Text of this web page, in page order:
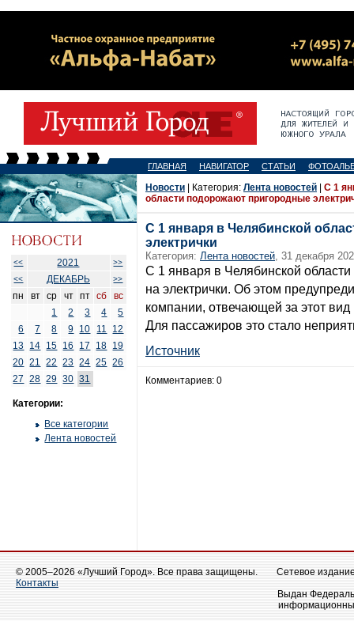
ГЛАВНАЯ НАВИГАТОР СТАТЬИ
<< 2021
>>
<<
ДЕКАБРЬ >>
пн вт ср чт пт сб
вс
1
2 3 4
5
6
7 8 9 10 11
12
13 14 15 16 17 18 19
20 21 22 23 24 25 26
27
28 29 30 31
Категории:
Все категории
Лента новостей
Новости | Категория: Лента новостей
С 1
области подорожают пригородные
С 1 января в Челябинской
электрички
Категория: Лента новостей, 31 декабря
С 1 января в Челябинской
на электрички. Об этом
компании, отвечающей за этот
Для пассажиров это стало
Источник
Комментариев: 0
© 2005–2026 «Лучший Город». Все права защищены.
Контакты
Сетевое
Выдан